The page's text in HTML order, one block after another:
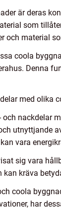
är deras
som
och material
coola
Denna
med olika
nackdelar
utnyttjande
vara
sig vara
kräva
coola
har